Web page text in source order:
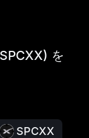
を
SPCXX